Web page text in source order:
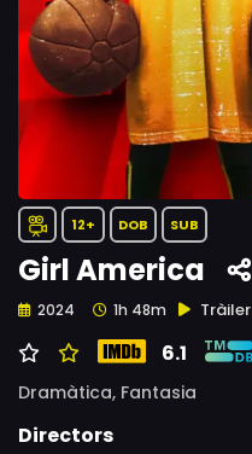
12+ DOB SUB
Girl America
2024 1h 48m Tràiler
6.1
Dramàtica, Fantasia
Directors